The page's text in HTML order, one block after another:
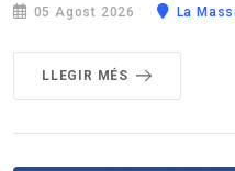
05 Agost 2026 La
LLEGIR MÉS